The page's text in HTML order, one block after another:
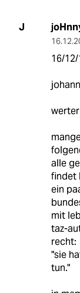
J
16/12/
alle
findet
ein
mit
taz-
recht:
"sie
tun."